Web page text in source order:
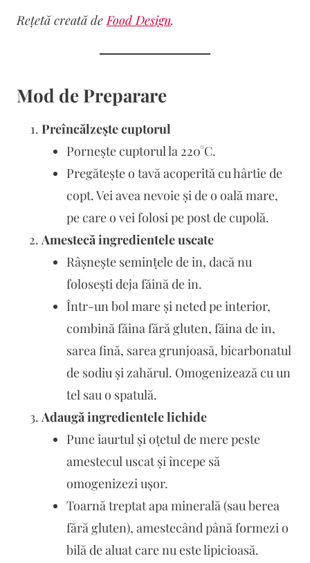
Rețetă creată deFood Design.
Mod de Preparare
Preîncălzește cuptorul
Pornește cuptorul la 220°C.
Pregătește o tavă acoperită cu hârtie de
copt. Vei avea nevoie și de o oală mare,
pe care o vei folosi pe post de cupolă.
Amestecă ingredientele uscate
Râșnește semințele de in, dacă nu
folosești deja făină de in.
Într-un bol mare și neted pe interior,
combină făina fără gluten, făina de in,
sarea fină, sarea grunjoasă, bicarbonatul
de sodiu și zahărul. Omogenizează cu un
tel sau o spatulă.
Adaugă ingredientele lichide
Pune iaurtul și oțetul de mere peste
amestecul uscat și începe să
omogenizezi ușor.
Toarnă treptat apa minerală (sau berea
fără gluten), amestecând până formezi o
bilă de aluat care nu este lipicioasă.